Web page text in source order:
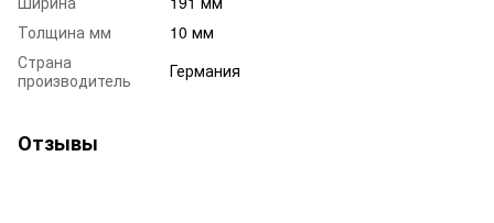
Толщина мм
10 мм
Страна
производитель
Германия
Отзывы